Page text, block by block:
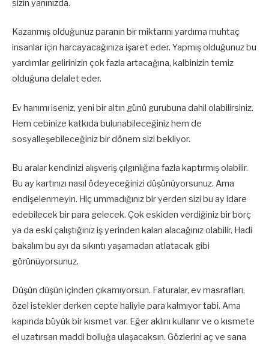
sizin yanınızda.
Kazanmış olduğunuz paranın bir miktarını yardıma muhtaç
insanlar için harcayacağınıza işaret eder. Yapmış olduğunuz bu
yardımlar gelirinizin çok fazla artacağına, kalbinizin temiz
olduğuna delalet eder.
Ev hanımı iseniz, yeni bir altın günü gurubuna dahil olabilirsiniz.
Hem cebinize katkıda bulunabileceğiniz hem de
sosyalleşebileceğiniz bir dönem sizi bekliyor.
Bu aralar kendinizi alışveriş çılgınlığına fazla kaptırmış olabilir.
Bu ay kartınızı nasıl ödeyeceğinizi düşünüyorsunuz. Ama
endişelenmeyin. Hiç ummadığınız bir yerden sizi bu ay idare
edebilecek bir para gelecek. Çok eskiden verdiğiniz bir borç
ya da eski çalıştığınız iş yerinden kalan alacağınız olabilir. Hadi
bakalım bu ayı da sıkıntı yaşamadan atlatacak gibi
görünüyorsunuz.
Düşün düşün içinden çıkamıyorsun. Faturalar, ev masrafları,
özel istekler derken cepte haliyle para kalmıyor tabi. Ama
kapında büyük bir kısmet var. Eğer aklını kullanır ve o kısmete
el uzatırsan maddi bolluğa ulaşacaksın. Gözlerini aç ve sana